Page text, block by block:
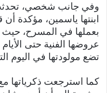
وفي جانب شخصي،
ابنتها ياسمين، مؤكدة
بعملها في المسرح،
عروضها الفنية حتى
تضع مولودتها في اليوم
كما استرجعت ذكرياتها